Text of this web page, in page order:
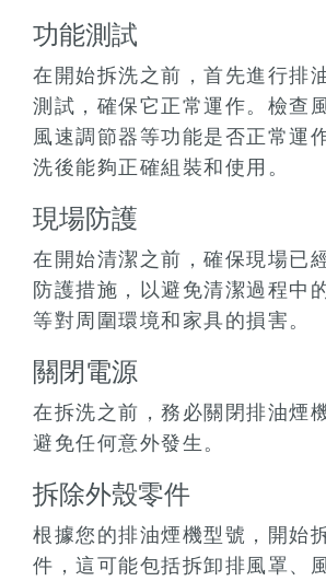
功能測試
在開始拆洗之前，首先進行排
測試，確保它正常運作。檢查
風速調節器等功能是否正常運
洗後能夠正確組裝和使用。
現場防護
在開始清潔之前，確保現場已
防護措施，以避免清潔過程中
等對周圍環境和家具的損害。
關閉電源
在拆洗之前，務必關閉排油煙
避免任何意外發生。
拆除外殼零件
根據您的排油煙機型號，開始
件，這可能包括拆卸排風罩、